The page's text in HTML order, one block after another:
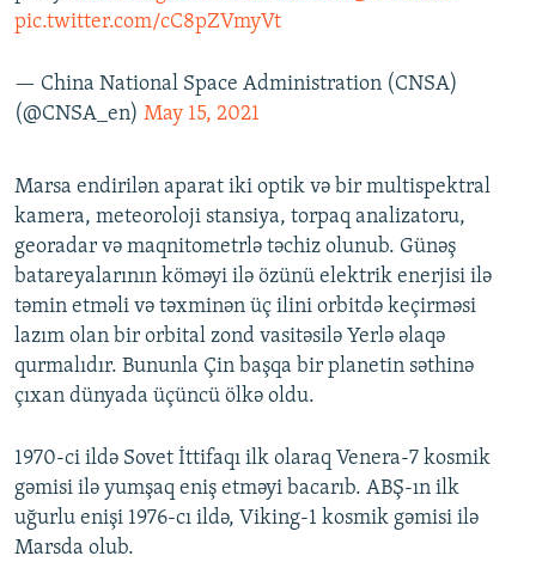
pic.twitter.com/cC8pZVmyVt
— China National Space Administration (CNSA)
(@CNSA_en) May 15, 2021
Marsa endirilən aparat iki optik və bir multispektral
kamera, meteoroloji stansiya, torpaq analizatoru,
georadar və maqnitometrlə təchiz olunub. Günəş
batareyalarının köməyi ilə özünü elektrik enerjisi ilə
təmin etməli və təxminən üç ilini orbitdə keçirməsi
lazım olan bir orbital zond vasitəsilə Yerlə əlaqə
qurmalıdır. Bununla Çin başqa bir planetin səthinə
çıxan dünyada üçüncü ölkə oldu.
1970-ci ildə Sovet İttifaqı ilk olaraq Venera-7 kosmik
gəmisi ilə yumşaq eniş etməyi bacarıb. ABŞ-ın ilk
uğurlu enişi 1976-cı ildə, Viking-1 kosmik gəmisi ilə
Marsda olub.